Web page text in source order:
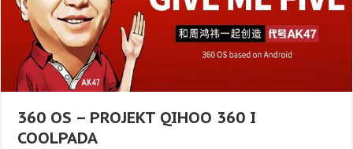
360 OS – PROJEKT QIHOO 360 I
COOLPADA